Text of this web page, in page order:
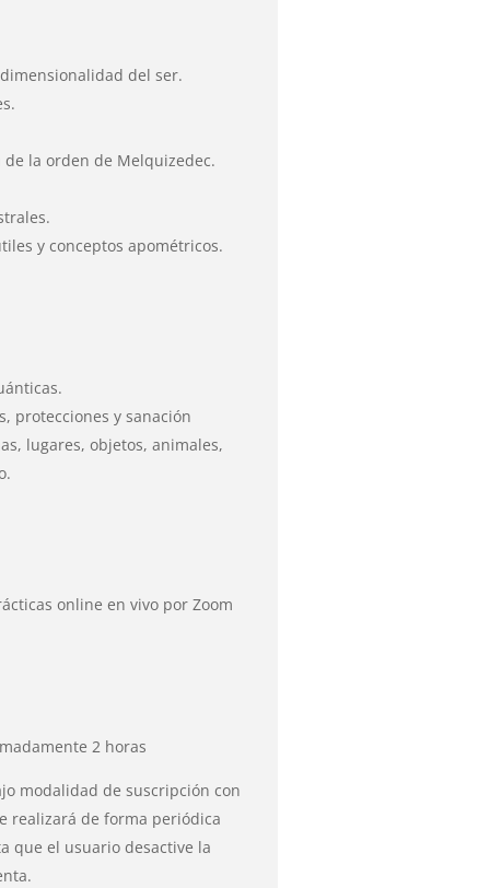
del ser.
la orden de Melquizedec.
y conceptos apométricos.
protecciones y sanación
lugares, objetos, animales,
online en vivo por Zoom
2 horas
modalidad de suscripción con
realizará de forma periódica
que el usuario desactive la